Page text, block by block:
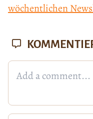
wöchentlichen